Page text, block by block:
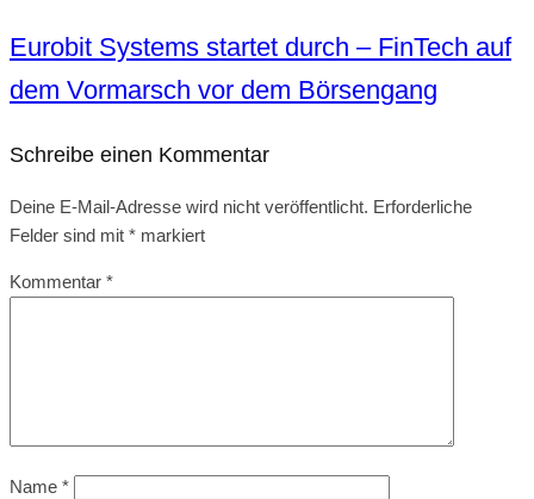
Eurobit Systems startet durch – FinTech auf
dem Vormarsch vor dem Börsengang
Schreibe einen Kommentar
Deine E-Mail-Adresse wird nicht veröffentlicht. Erforderliche
Felder sind mit * markiert
Kommentar *
Name *